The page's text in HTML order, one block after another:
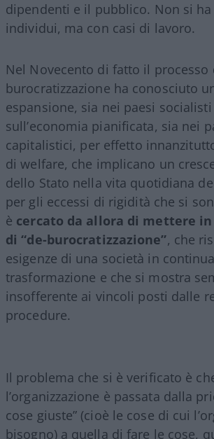
dipendenti e il pubblico. Non si ha
individui, ma con casi di lavoro.
Nel Novecento di fatto il processo
burocratizzazione ha conosciuto
espansione, sia nei paesi
sull’economia pianificata, sia nei
capitalistici, per effetto
di welfare, che implicano un
dello Stato nella vita quotidiana
per gli eccessi di rigidità che si
è cercato da allora di mettere
di “de-burocratizzazione”, che
esigenze di una società in continua
trasformazione e che si mostra
insofferente ai vincoli posti dalle
procedure.
Il problema che si è verificato è
l’organizzazione è passata dalla
cose giuste” (cioè le cose di cui
bisogno) a quella di fare le cose,